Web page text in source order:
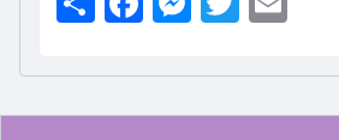
h
ar
e
a
c
e
e
ss
e
wi
tt
er
ail